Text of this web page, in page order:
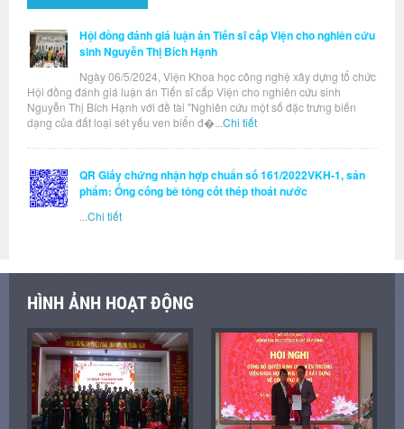
Hội đồng đánh giá luận án Tiến sĩ cấp Viện cho nghiên cứu
sinh Nguyễn Thị Bích Hạnh
Ngày 06/5/2024, Viện Khoa học công nghệ xây dựng tổ chức
Hội đồng đánh giá luận án Tiến sĩ cấp Viện cho nghiên cứu sinh
Nguyễn Thị Bích Hạnh với đề tài "Nghiên cứu một số đặc trưng biến
dạng của đất loại sét yếu ven biển đ�... Chi tiết
QR Giấy chứng nhận hợp chuẩn số 161/2022VKH-1, sản
phẩm: Ống cống bê tông cốt thép thoát nước
Chi tiết
HÌNH ẢNH HOẠT ĐỘNG